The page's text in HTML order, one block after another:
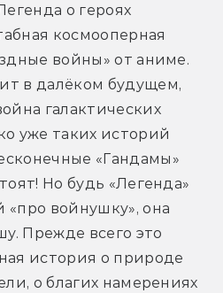
о героях
космооперная
войны» от аниме.
в далёком будущем,
галактических
уже таких историй
«Гандамы»
Но будь «Легенда»
«про войнушку», она
Прежде всего это
история о природе
о благих намерениях